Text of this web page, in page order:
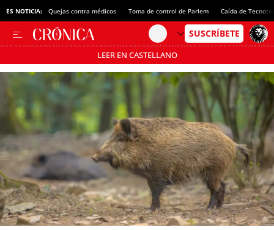
ES NOTICIA: Quejas contra médicos Toma de control de Parlem Caída de
LEER EN CASTELLANO
Pásate al MODO AHORRO